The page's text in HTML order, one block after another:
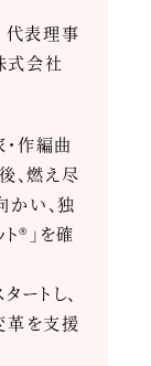
代表理事
式会社
作編曲
、燃え尽
い、独
®」を確
ートし、
革を支援